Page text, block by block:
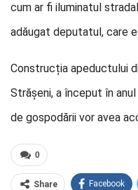
cum ar fi iluminatul
adăugat deputatul, care
Construcția apeductului
Strășeni, a început în
de gospodării vor avea
0
Share Facebook